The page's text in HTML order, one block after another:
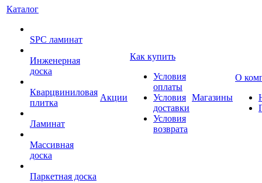
Каталог
SPC ламинат
Инженерная
доска
Кварцвиниловая
плитка
Ламинат
Массивная
доска
Паркетная доска
Акции
Как купить
Условия
оплаты
Условия
доставки
Условия
возврата
Магазины
О